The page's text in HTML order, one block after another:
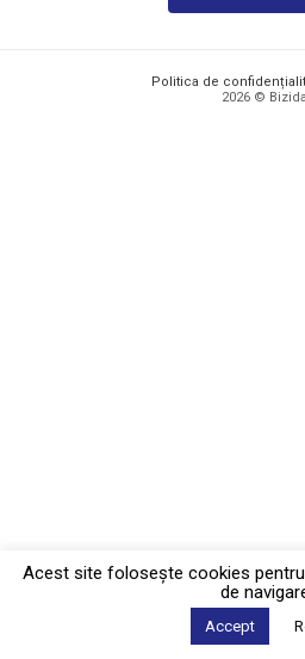
Politica de
2026 ©
Acest site foloseşte cookies
de
Accept